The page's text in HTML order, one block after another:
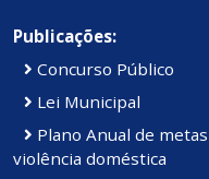
Publicações:
Concurso Público
Lei Municipal
Plano Anual de
violência doméstica